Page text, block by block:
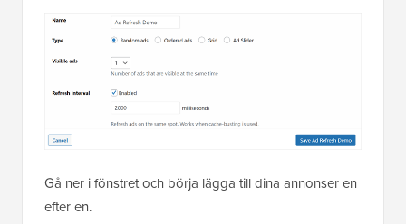
Gå ner i fönstret och börja lägga till dina annonser en
efter en.